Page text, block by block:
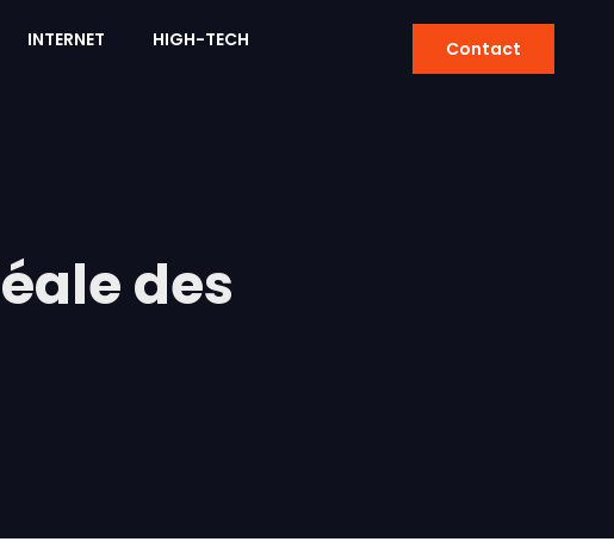
INTERNET HIGH-TECH Contact
des